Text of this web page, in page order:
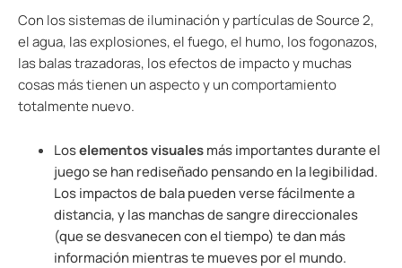
Con los sistemas de iluminación y partículas de Source 2,
el agua, las explosiones, el fuego, el humo, los fogonazos,
las balas trazadoras, los efectos de impacto y muchas
cosas más tienen un aspecto y un comportamiento
totalmente nuevo.
Loselementos visualesmás importantes durante el
juego se han rediseñado pensando en la legibilidad.
Los impactos de bala pueden verse fácilmente a
distancia, y las manchas de sangre direccionales
(que se desvanecen con el tiempo) te dan más
información mientras te mueves por el mundo.